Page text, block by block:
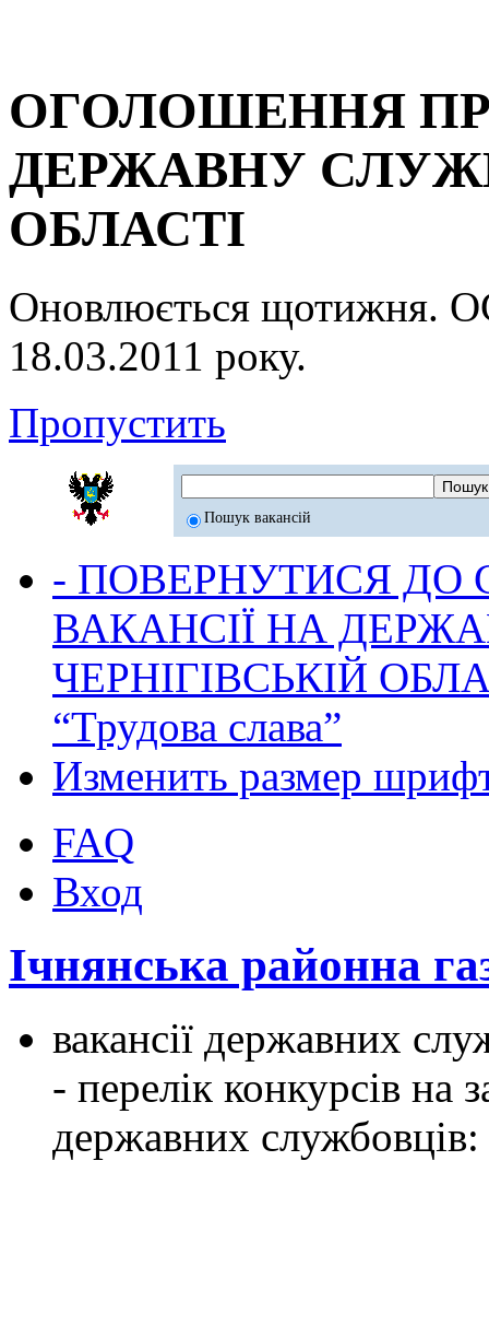
ОГОЛОШЕННЯ
ДЕРЖАВНУ
ОБЛАСТІ
Оновлюється
18.03.2011 року.
Пропустить
Пошук вакансій
- ПОВЕРНУТИСЯ ДО
ВАКАНСІЇ НА
ЧЕРНІГІВСЬКІЙ
“Трудова слава”
Изменить размер
FAQ
Вход
Ічнянська районна
вакансії державних
- перелік конкурсів на
державних службовців: